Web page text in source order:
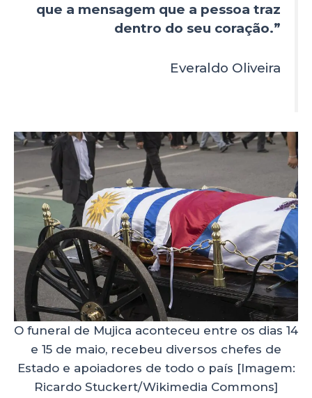
que a mensagem que a pessoa traz
dentro do seu coração.”
Everaldo Oliveira
O funeral de Mujica aconteceu entre os dias 14
e 15 de maio, recebeu diversos chefes de
Estado e apoiadores de todo o país [Imagem:
Ricardo Stuckert/Wikimedia Commons]